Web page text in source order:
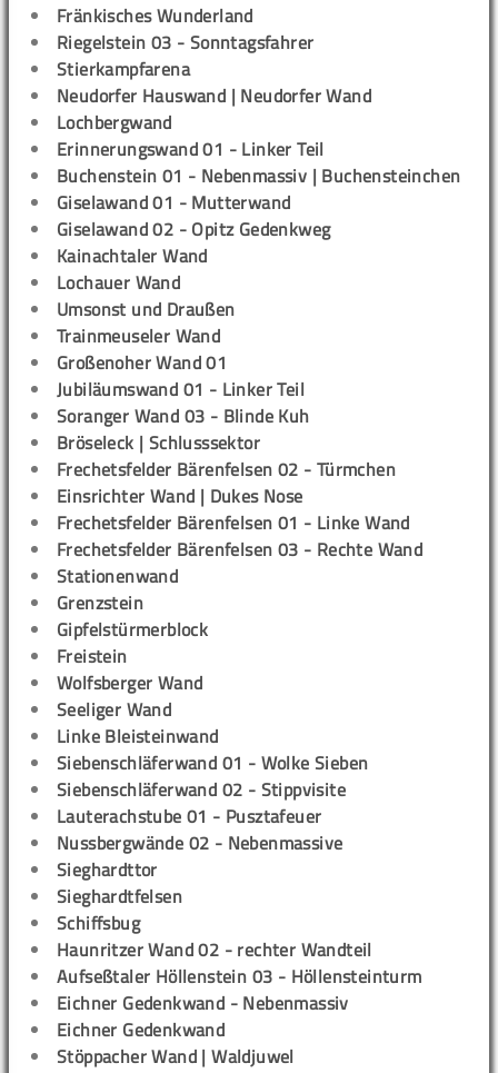
Fränkisches Wunderland
Riegelstein 03 - Sonntagsfahrer
Stierkampfarena
Neudorfer Hauswand | Neudorfer Wand
Lochbergwand
Erinnerungswand 01 - Linker Teil
Buchenstein 01 - Nebenmassiv | Buchensteinchen
Giselawand 01 - Mutterwand
Giselawand 02 - Opitz Gedenkweg
Kainachtaler Wand
Lochauer Wand
Umsonst und Draußen
Trainmeuseler Wand
Großenoher Wand 01
Jubiläumswand 01 - Linker Teil
Soranger Wand 03 - Blinde Kuh
Bröseleck | Schlusssektor
Frechetsfelder Bärenfelsen 02 - Türmchen
Einsrichter Wand | Dukes Nose
Frechetsfelder Bärenfelsen 01 - Linke Wand
Frechetsfelder Bärenfelsen 03 - Rechte Wand
Stationenwand
Grenzstein
Gipfelstürmerblock
Freistein
Wolfsberger Wand
Seeliger Wand
Linke Bleisteinwand
Siebenschläferwand 01 - Wolke Sieben
Siebenschläferwand 02 - Stippvisite
Lauterachstube 01 - Pusztafeuer
Nussbergwände 02 - Nebenmassive
Sieghardttor
Sieghardtfelsen
Schiffsbug
Haunritzer Wand 02 - rechter Wandteil
Aufseßtaler Höllenstein 03 - Höllensteinturm
Eichner Gedenkwand - Nebenmassiv
Eichner Gedenkwand
Stöppacher Wand | Waldjuwel